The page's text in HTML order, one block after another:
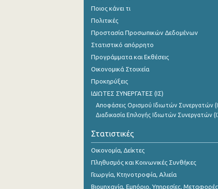
Απριλίου 2024
Μαρτίου 2024
Φεβρουαρίου 2024
Ιανουαρίου 2024
Δεκεμβρίου 2023
Νοεμβρίου 2023
Σεπτεμβρίου 2023
Αυγούστου 2023
Ιουλίου 2023
Ποιος κάνει τι
Πολιτικές
Προστασία Προσωπικών Δεδομένων
Στατιστικό απόρρητο
Προγράμματα και Εκθέσεις
Οικονομικά Στοιχεία
Προκηρύξεις
ΙΔΙΩΤΕΣ ΣΥΝΕΡΓΑΤΕΣ (ΙΣ)
Αποφάσεις Ορισμού Ιδιωτών Συνεργατών
Διαδικασία Επιλογής Ιδιωτών Συνεργατών
Στατιστικές
Οικονομία, Δείκτες
Πληθυσμός και Κοινωνικές Συνθήκες
Γεωργία, Κτηνοτροφία, Αλιεία
Βιομηχανία, Εμπόριο, Υπηρεσίες, Μεταφορές